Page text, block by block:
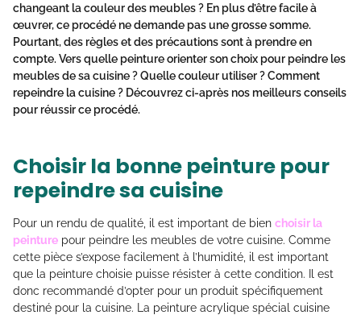
changeant la couleur des meubles ? En plus d’être facile à
œuvrer, ce procédé ne demande pas une grosse somme.
Pourtant, des règles et des précautions sont à prendre en
compte. Vers quelle peinture orienter son choix pour peindre les
meubles de sa cuisine? Quelle couleur utiliser ? Comment
repeindre la cuisine? Découvrez ci-après nos meilleurs conseils
pour réussir ce procédé.
Choisir la bonne peinture pour
repeindre sa cuisine
Pour un rendu de qualité, il est important de bien choisir la
peinture pour peindre les meubles de votre cuisine. Comme
cette pièce s’expose facilement à l’humidité, il est important
que la peinture choisie puisse résister à cette condition. Il est
donc recommandé d’opter pour un produit spécifiquement
destiné pour la cuisine. La peinture acrylique spécial cuisine